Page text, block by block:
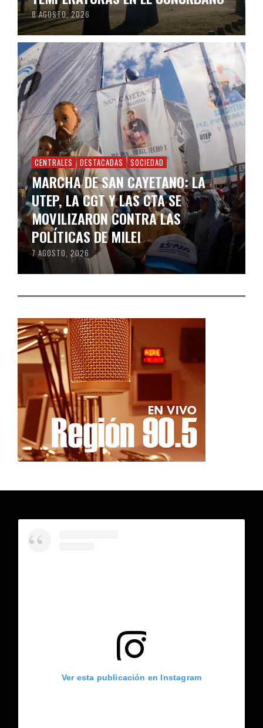
8 AGOSTO, 2026
CENTRALES DESTACADAS SOCIEDAD
MARCHA DE SAN CAYETANO: LA
UTEP, LA CGT Y LAS CTA SE
MOVILIZARON CONTRA LAS
POLÍTICAS DE MILEI
7 AGOSTO, 2026
Ver esta publicación en Instagram